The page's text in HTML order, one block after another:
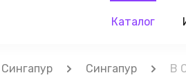
Каталог
Сингапур Сингапур В